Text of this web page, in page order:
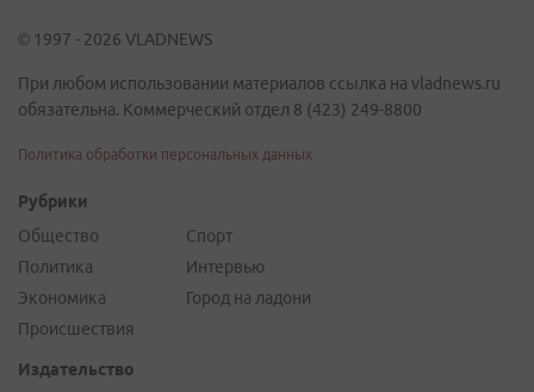
© 1997 - 2026 VLADNEWS
При любом использовании материалов ссылка на vladnews.ru
обязательна. Коммерческий отдел 8 (423) 249-8800
Политика обработки персональных данных
Рубрики
Общество
Политика
Экономика
Происшествия
Спорт
Интервью
Город на ладони
Издательство